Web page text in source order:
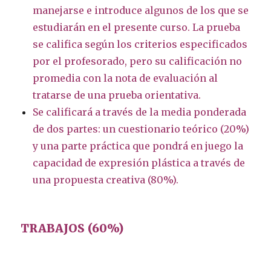
manejarse e introduce algunos de los que se
estudiarán en el presente curso. La prueba
se califica según los criterios especificados
por el profesorado, pero su calificación no
promedia con la nota de evaluación al
tratarse de una prueba orientativa.
Se calificará a través de la media ponderada
de dos partes: un cuestionario teórico (20%)
y una parte práctica que pondrá en juego la
capacidad de expresión plástica a través de
una propuesta creativa (80%).
TRABAJOS (60%)